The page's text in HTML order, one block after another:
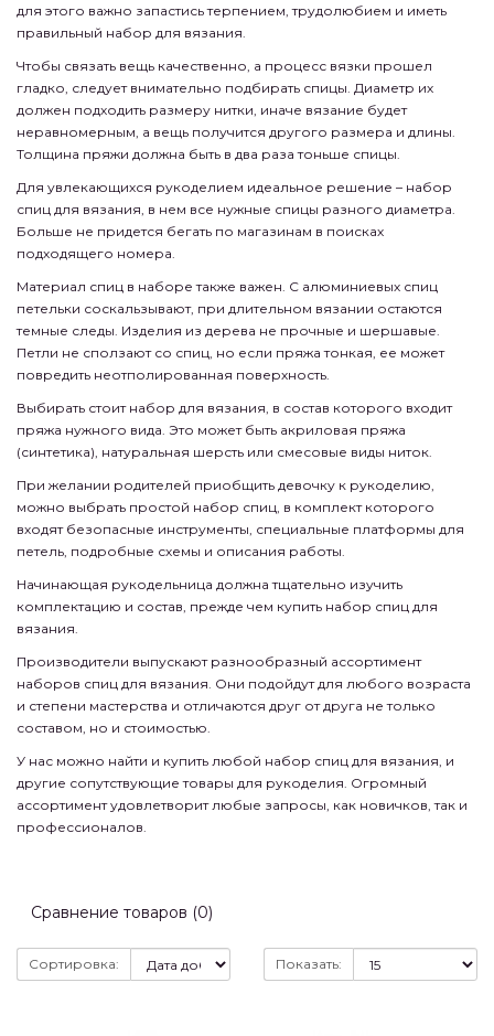
для этого важно запастись терпением, трудолюбием и иметь
правильный набор для вязания.
Чтобы связать вещь качественно, а процесс вязки прошел
гладко, следует внимательно подбирать спицы. Диаметр их
должен подходить размеру нитки, иначе вязание будет
неравномерным, а вещь получится другого размера и длины.
Толщина пряжи должна быть в два раза тоньше спицы.
Для увлекающихся рукоделием идеальное решение – набор
спиц для вязания, в нем все нужные спицы разного диаметра.
Больше не придется бегать по магазинам в поисках
подходящего номера.
Материал спиц в наборе также важен. С алюминиевых спиц
петельки соскальзывают, при длительном вязании остаются
темные следы. Изделия из дерева не прочные и шершавые.
Петли не сползают со спиц, но если пряжа тонкая, ее может
повредить неотполированная поверхность.
Выбирать стоит набор для вязания, в состав которого входит
пряжа нужного вида. Это может быть акриловая пряжа
(синтетика), натуральная шерсть или смесовые виды ниток.
При желании родителей приобщить девочку к рукоделию,
можно выбрать простой набор спиц, в комплект которого
входят безопасные инструменты, специальные платформы для
петель, подробные схемы и описания работы.
Начинающая рукодельница должна тщательно изучить
комплектацию и состав, прежде чем купить набор спиц для
вязания.
Производители выпускают разнообразный ассортимент
наборов спиц для вязания. Они подойдут для любого возраста
и степени мастерства и отличаются друг от друга не только
составом, но и стоимостью.
У нас можно найти и купить любой набор спиц для вязания, и
другие сопутствующие товары для рукоделия. Огромный
ассортимент удовлетворит любые запросы, как новичков, так и
профессионалов.
Сравнение товаров (0)
Сортировка: Показать: